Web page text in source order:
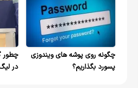
چگونه روی پوشه های ویندوزی
پسورد بگذاریم؟
چطور
در